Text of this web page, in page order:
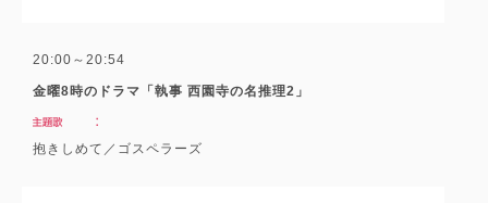
20:00～20:54
金曜8時のドラマ「執事 西園寺の名推理2」
抱きしめて／ゴスペラーズ